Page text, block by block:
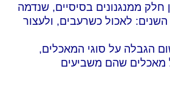
ממנגנונים בסיסיים, שנדמה
לאכול כשרעבים, ולעצור
הגבלה על סוגי המאכלים,
מאכלים שהם משביעים